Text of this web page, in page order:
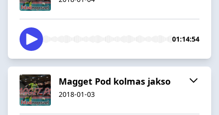
01:14:54
Magget Pod kolmas jakso
2018-01-03